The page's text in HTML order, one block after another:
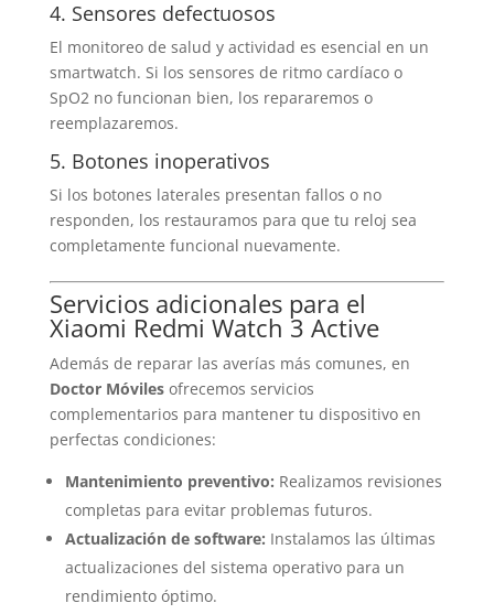
4. Sensores defectuosos
El monitoreo de salud y actividad es esencial en un
smartwatch. Si los sensores de ritmo cardíaco o
SpO2 no funcionan bien, los repararemos o
reemplazaremos.
5. Botones inoperativos
Si los botones laterales presentan fallos o no
responden, los restauramos para que tu reloj sea
completamente funcional nuevamente.
Servicios adicionales para el
Xiaomi Redmi Watch 3 Active
Además de reparar las averías más comunes, en
Doctor Móvilesofrecemos servicios
complementarios para mantener tu dispositivo en
perfectas condiciones:
Mantenimiento preventivo: Realizamos revisiones
completas para evitar problemas futuros.
Actualización de software: Instalamos las últimas
actualizaciones del sistema operativo para un
rendimiento óptimo.